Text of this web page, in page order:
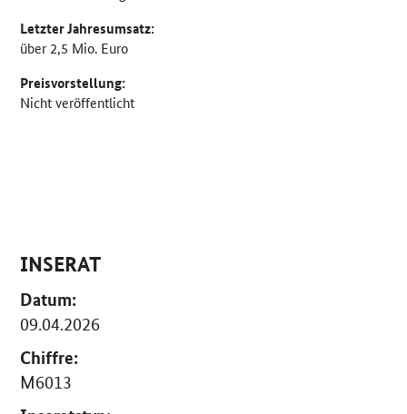
Letzter Jahresumsatz:
über 2,5 Mio. Euro
Preisvorstellung:
Nicht veröffentlicht
INSERAT
Datum:
09.04.2026
Chiffre:
M6013